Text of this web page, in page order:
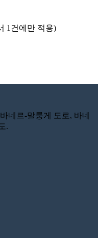
1건에만 적용)
네르-말룽게 도로, 바네
.